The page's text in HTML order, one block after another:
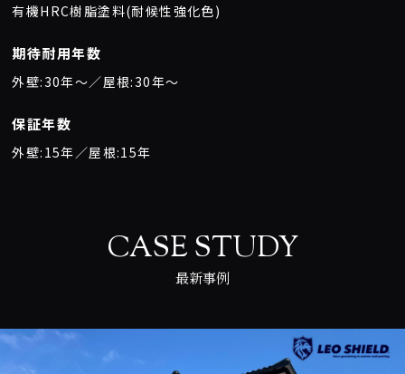
有機HRC樹脂塗料(耐候性強化色)
期待耐用年数
外壁:30年〜／屋根:30年〜
保証年数
外壁:15年／屋根:15年
CASE STUDY
最新事例